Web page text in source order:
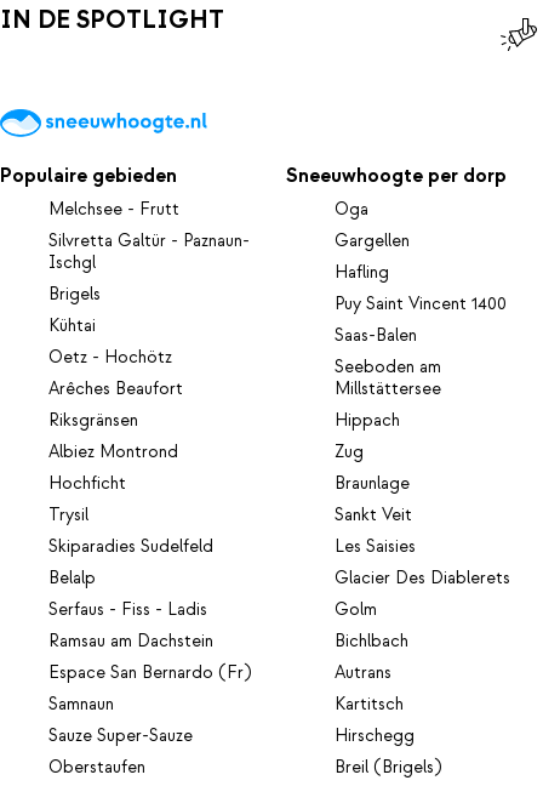
IN DE SPOTLIGHT
Populaire gebieden
Melchsee - Frutt
Silvretta Galtür - Paznaun-
Ischgl
Brigels
Kühtai
Oetz - Hochötz
Arêches Beaufort
Riksgränsen
Albiez Montrond
Hochficht
Trysil
Skiparadies Sudelfeld
Belalp
Serfaus - Fiss - Ladis
Ramsau am Dachstein
Espace San Bernardo (Fr)
Samnaun
Sauze Super-Sauze
Oberstaufen
Sneeuwhoogte per dorp
Oga
Gargellen
Hafling
Puy Saint Vincent 1400
Saas-Balen
Seeboden am
Millstättersee
Hippach
Zug
Braunlage
Sankt Veit
Les Saisies
Glacier Des Diablerets
Golm
Bichlbach
Autrans
Kartitsch
Hirschegg
Breil (Brigels)